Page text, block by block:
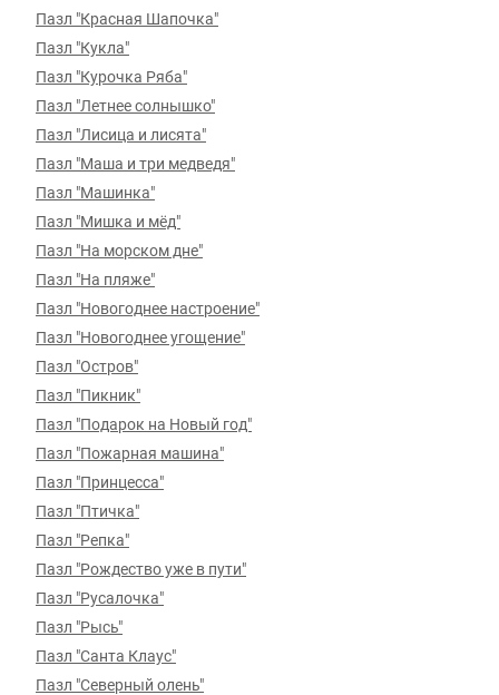
Пазл "Красная Шапочка"
Пазл "Кукла"
Пазл "Курочка Ряба"
Пазл "Летнее солнышко"
Пазл "Лисица и лисята"
Пазл "Маша и три медведя"
Пазл "Машинка"
Пазл "Мишка и мёд"
Пазл "На морском дне"
Пазл "На пляже"
Пазл "Новогоднее настроение"
Пазл "Новогоднее угощение"
Пазл "Остров"
Пазл "Пикник"
Пазл "Подарок на Новый год"
Пазл "Пожарная машина"
Пазл "Принцесса"
Пазл "Птичка"
Пазл "Репка"
Пазл "Рождество уже в пути"
Пазл "Русалочка"
Пазл "Рысь"
Пазл "Санта Клаус"
Пазл "Северный олень"